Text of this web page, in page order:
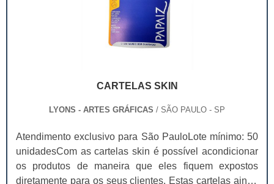
CARTELAS SKIN
LYONS - ARTES GRÁFICAS / SÃO PAULO - SP
Atendimento exclusivo para São PauloLote mínimo: 50
unidadesCom as cartelas skin é possível acondicionar
os produtos de maneira que eles fiquem expostos
diretamente para os seus clientes. Estas cartelas ainda